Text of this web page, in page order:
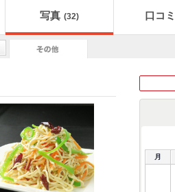
写真 (32) 口コミ
月